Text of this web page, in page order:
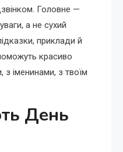
Головне —
а не сухий
приклади й
красиво
з іменинами, з твоїм
День